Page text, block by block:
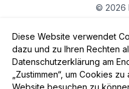
Diese Website verwendet
dazu und zu Ihren Rechten
Datenschutzerklärung am
„Zustimmen“, um Cookies
Website besuchen zu
© 2026